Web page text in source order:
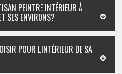
PEINTRE INTÉRIEUR À
SES ENVIRONS?
POUR L'INTÉRIEUR DE SA